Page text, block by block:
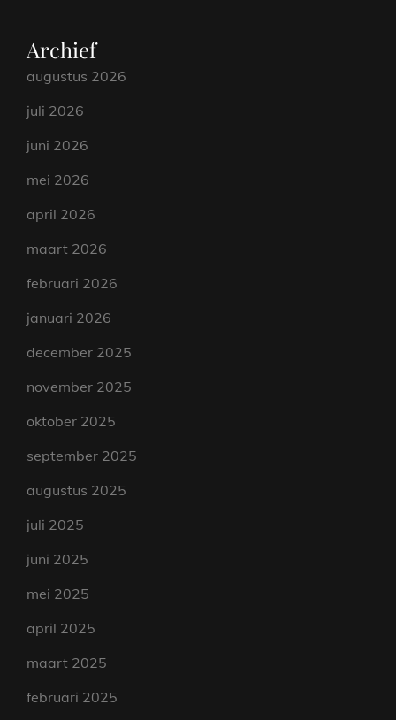
Archief
augustus 2026
juli 2026
juni 2026
mei 2026
april 2026
maart 2026
februari 2026
januari 2026
december 2025
november 2025
oktober 2025
september 2025
augustus 2025
juli 2025
juni 2025
mei 2025
april 2025
maart 2025
februari 2025